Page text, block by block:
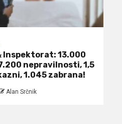
Inspektorat: 13.000
nepravilnosti, 1,5
1.045 zabrana!
Alan Srčnik